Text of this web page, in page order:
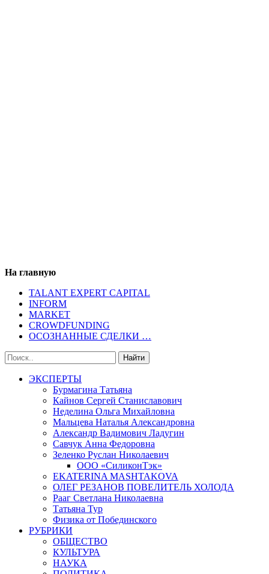
На главную
TALANT EXPERT CAPITAL
INFORM
MARKET
CROWDFUNDING
ОСОЗНАННЫЕ СДЕЛКИ …
ЭКСПЕРТЫ
Бурмагина Татьяна
Кайнов Сергей Станиславович
Неделина Ольга Михайловна
Мальцева Наталья Александровна
Александр Вадимович Ладугин
Савчук Анна Федоровна
Зеленко Руслан Николаевич
ООО «СиликонТэк»
EKATERINA MASHTAKOVA
ОЛЕГ РЕЗАНОВ ПОВЕЛИТЕЛЬ ХОЛОДА
Рааг Светлана Николаевна
Татьяна Тур
Физика от Побединского
РУБРИКИ
ОБЩЕСТВО
КУЛЬТУРА
НАУКА